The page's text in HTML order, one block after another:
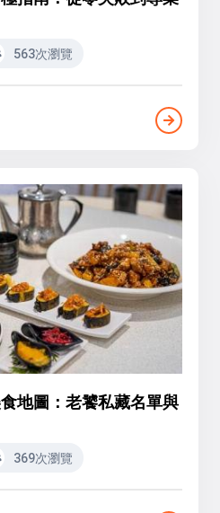
563次瀏覽
地圖：老饕私藏名單與
369次瀏覽